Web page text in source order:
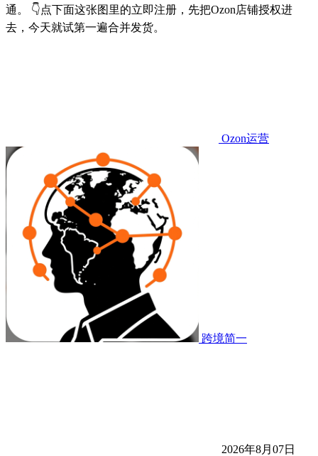
通。 👇点下面这张图里的立即注册，先把Ozon店铺授权进
去，今天就试第一遍合并发货。
Ozon运营
跨境简一
2026年8月07日